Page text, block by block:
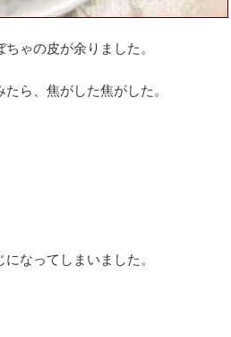
ゃの皮が余りました。
ら、焦がした焦がした。
なってしまいました。